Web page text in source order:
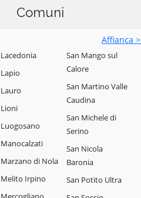
Comuni
Affianca
Lacedonia
Lapio
Lauro
Lioni
Luogosano
Manocalzati
Marzano di Nola
Melito Irpino
San Mango sul
Calore
San Martino Valle
Caudina
San Michele di
Serino
San Nicola
Baronia
San Potito Ultra